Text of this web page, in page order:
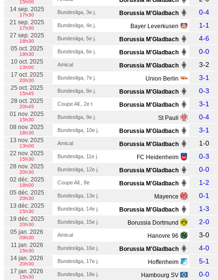
15h00
14 sep. 2025
17h30 Bundesliga, 3e j. Borussia M'Gladbach 0-4
21 sep. 2025
17h30 Bundesliga, 4e j. Bayer Leverkusen 1-1
27 sep. 2025
18h30 Bundesliga, 5e j. Borussia M'Gladbach 4-6
05 oct. 2025
19h30 Bundesliga, 6e j. Borussia M'Gladbach 0-0
10 oct. 2025
13h00 Amical Borussia M'Gladbach 3-2
17 oct. 2025
20h30 Bundesliga, 7e j. Union Berlin 3-1
25 oct. 2025
15h45 Bundesliga, 8e j. Borussia M'Gladbach 0-3
28 oct. 2025
20h45 Coupe All., 2e t Borussia M'Gladbach 3-1
01 nov. 2025
15h30 Bundesliga, 9e j. St Pauli 0-4
08 nov. 2025
18h30 Bundesliga, 10e j. Borussia M'Gladbach 3-1
13 nov. 2025
13h00 Amical Borussia M'Gladbach 1-0
22 nov. 2025
15h30 Bundesliga, 11e j. FC Heidenheim 0-3
28 nov. 2025
20h30 Bundesliga, 12e j. Borussia M'Gladbach 0-0
02 déc. 2025
18h00 Coupe All., 8e Borussia M'Gladbach 1-2
05 déc. 2025
20h30 Bundesliga, 13e j. Mayence 0-1
13 déc. 2025
15h30 Bundesliga, 14e j. Borussia M'Gladbach 1-3
19 déc. 2025
20h30 Bundesliga, 15e j. Borussia Dortmund 2-0
05 jan. 2026
09h30 Amical Hanovre 96 3-0
11 jan. 2026
15h30 Bundesliga, 16e j. Borussia M'Gladbach 4-0
14 jan. 2026
20h30 Bundesliga, 17e j. Hoffenheim 5-1
17 jan. 2026
15h30 Bundesliga, 18e j. Hambourg SV 0-0